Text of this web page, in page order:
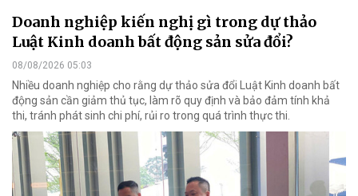
Doanh nghiệp kiến nghị gì trong dự thảo
Luật Kinh doanh bất động sản sửa đổi?
08/08/2026 05:03
Nhiều doanh nghiệp cho rằng dự thảo sửa đổi Luật Kinh doanh bất
động sản cần giảm thủ tục, làm rõ quy định và bảo đảm tính khả
thi, tránh phát sinh chi phí, rủi ro trong quá trình thực thi.